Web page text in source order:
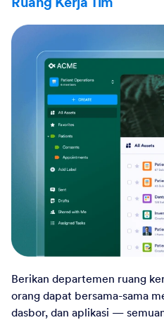
Berikan departemen ruang
orang dapat bersama-sama
dasbor, dan aplikasi —